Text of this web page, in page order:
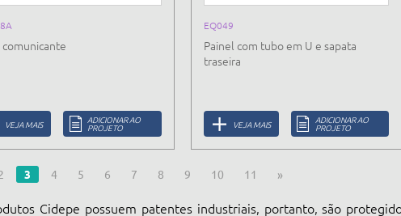
comunicante
VEJA MAIS ADICIONAR AO
PROJETO
EQ049
Painel com tubo em U e sapata
traseira
VEJA MAIS ADICIONAR AO
PROJETO
3 4 5 6 7 8 9 10 11 »
Cidepe possuem patentes industriais, portanto, são